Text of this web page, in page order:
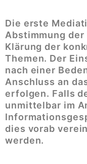
Die erste
Abstimmung der
Klärung der
Themen. Der
nach einer
Anschluss an
erfolgen. Falls
unmittelbar im
dies vorab
werden.